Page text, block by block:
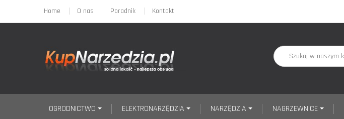
Home O nas Poradnik Kontakt
OGRODNICTWO ELEKTRONARZĘDZIA NARZĘDZIA NAGRZEWNICE